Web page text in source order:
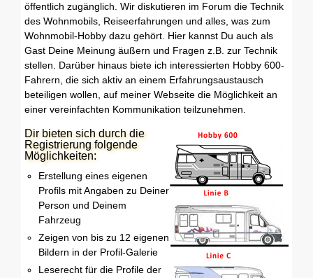
öffentlich zugänglich. Wir diskutieren im Forum die Technik
des Wohnmobils, Reiseerfahrungen und alles, was zum
Wohnmobil-Hobby dazu gehört. Hier kannst Du auch als
Gast Deine Meinung äußern und Fragen z.B. zur Technik
stellen. Darüber hinaus biete ich interessierten Hobby 600-
Fahrern, die sich aktiv an einem Erfahrungsaustausch
beteiligen wollen, auf meiner Webseite die Möglichkeit an
einer vereinfachten Kommunikation teilzunehmen.
Dir bieten sich durch die
Registrierung folgende
Möglichkeiten:
Erstellung eines eigenen
Profils mit Angaben zu Deiner
Person und Deinem
Fahrzeug
Zeigen von bis zu 12 eigenen
Bildern in der Profil-Galerie
Leserecht für die Profile der